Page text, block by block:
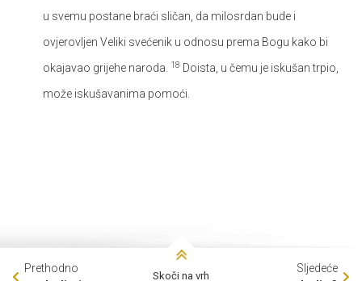
u svemu postane braći sličan, da milosrdan bude i
ovjerovljen Veliki svećenik u odnosu prema Bogu kako bi
okajavao grijehe naroda.
18 Doista, u čemu je iskušan trpio,
može iskušavanima pomoći.
Prethodno
Skoči na vrh
Sljedeće